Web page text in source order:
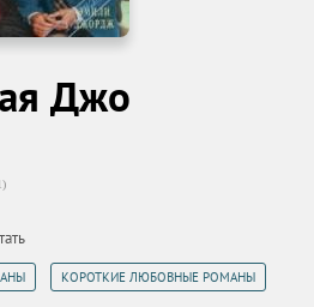
Джо
)
КОРОТКИЕ ЛЮБОВНЫЕ РОМАНЫ